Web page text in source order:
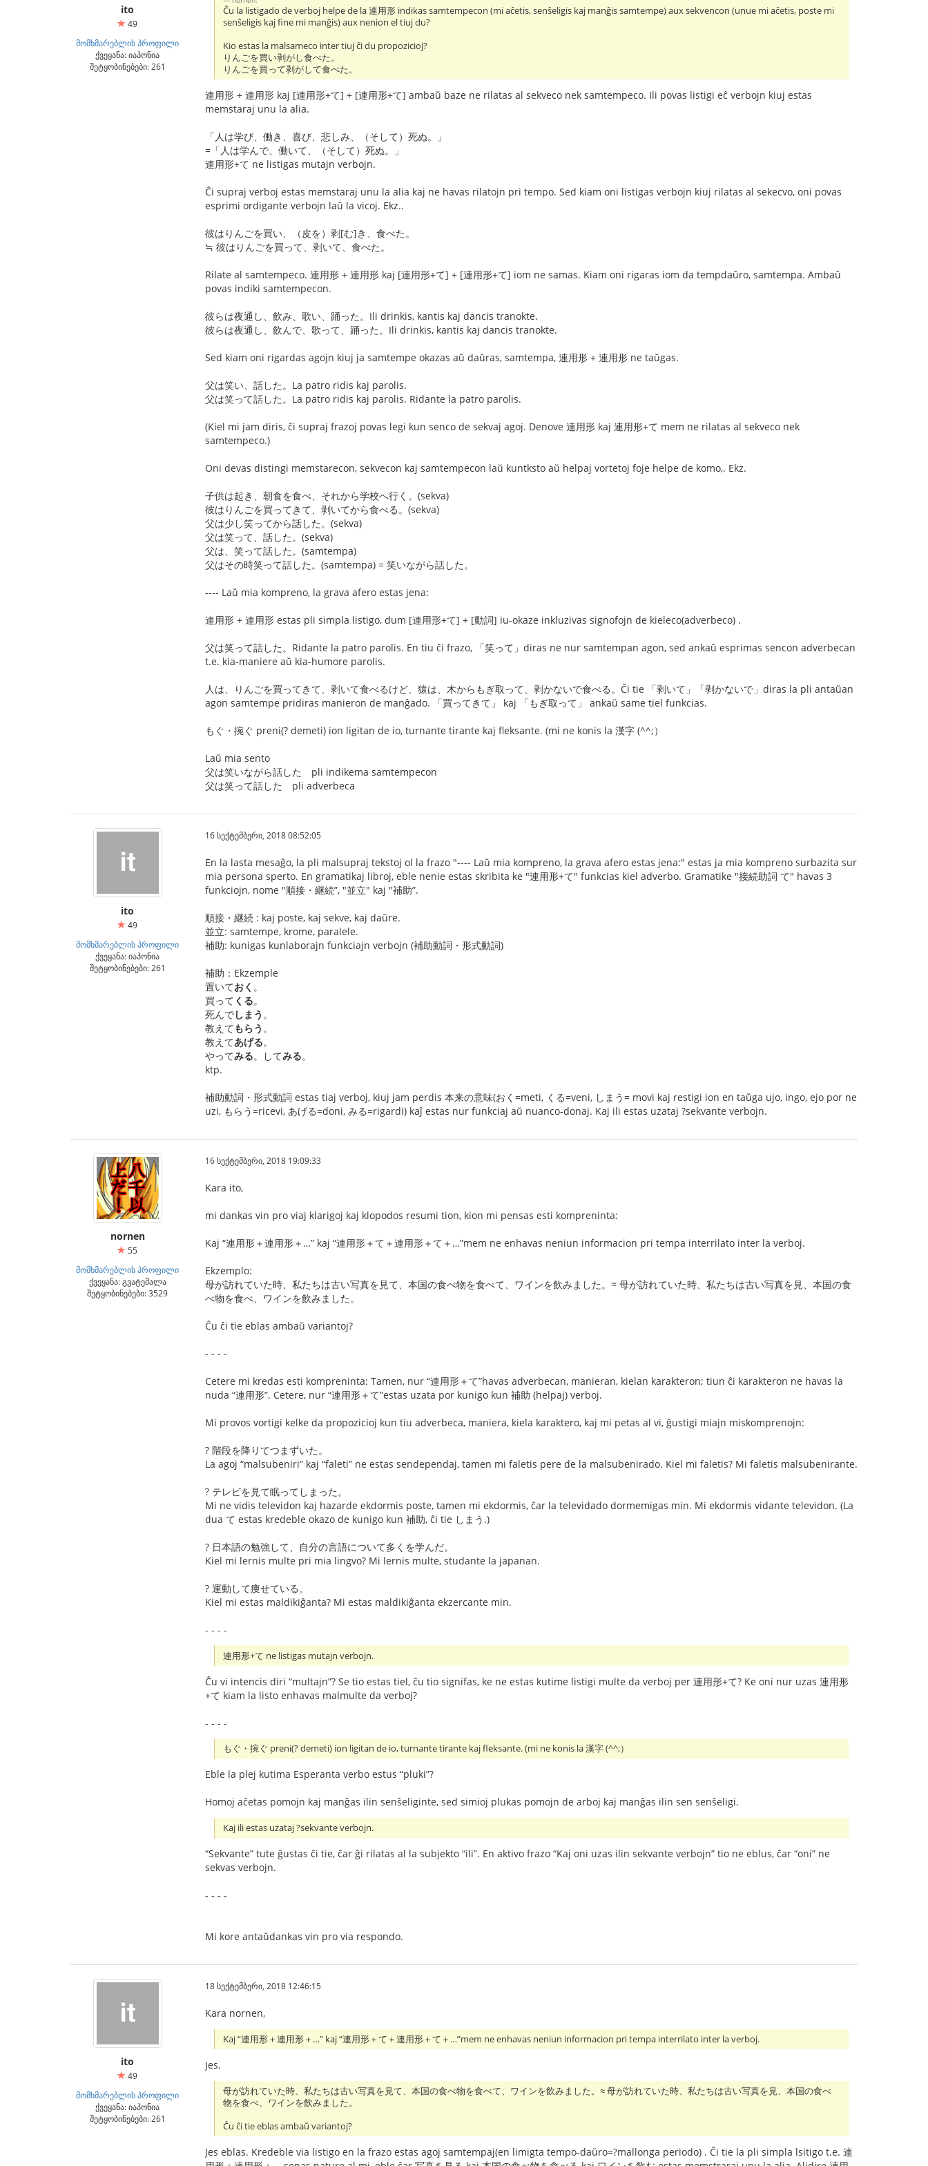
ito
49
მომხმარებლის პროფილი
ქვეყანა: იაპონია
შეტყობინებები: 261
Ĉu la listigado de verboj helpe de la 連用形 indikas samtempecon (mi aĉetis, senŝeligis kaj manĝis samtempe) aux sekvencon (unue mi aĉetis, poste mi
senŝeligis kaj fine mi manĝis) aux nenion el tiuj du?
Kio estas la malsameco inter tiuj ĉi du propozicioj?
りんごを買い剥がし食べた。
りんごを買って剥がして食べた。
連用形 + 連用形 kaj [連用形+て] + [連用形+て] ambaŭ baze ne rilatas al sekveco nek samtempeco. Ili povas listigi eĉ verbojn kiuj estas
memstaraj unu la alia.
「人は学び、働き、喜び、悲しみ、（そして）死ぬ。」
=「人は学んで、働いて、（そして）死ぬ。」
連用形+て ne listigas mutajn verbojn.
Ĉi supraj verboj estas memstaraj unu la alia kaj ne havas rilatojn pri tempo. Sed kiam oni listigas verbojn kiuj rilatas al sekecvo, oni povas
esprimi ordigante verbojn laŭ la vicoj. Ekz..
彼はりんごを買い、（皮を）剥[む]き、食べた。
≒ 彼はりんごを買って、剥いて、食べた。
Rilate al samtempeco. 連用形 + 連用形 kaj [連用形+て] + [連用形+て] iom ne samas. Kiam oni rigaras iom da tempdaŭro, samtempa. Ambaŭ
povas indiki samtempecon.
彼らは夜通し、飲み、歌い、踊った。Ili drinkis, kantis kaj dancis tranokte.
彼らは夜通し、飲んで、歌って、踊った。Ili drinkis, kantis kaj dancis tranokte.
Sed kiam oni rigardas agojn kiuj ja samtempe okazas aŭ daŭras, samtempa, 連用形 + 連用形 ne taŭgas.
父は笑い、話した。La patro ridis kaj parolis.
父は笑って話した。La patro ridis kaj parolis. Ridante la patro parolis.
(Kiel mi jam diris, ĉi supraj frazoj povas legi kun senco de sekvaj agoj. Denove 連用形 kaj 連用形+て mem ne rilatas al sekveco nek
samtempeco.)
Oni devas distingi memstarecon, sekvecon kaj samtempecon laŭ kuntksto aŭ helpaj vortetoj foje helpe de komo,. Ekz.
子供は起き、朝食を食べ、それから学校へ行く。(sekva)
彼はりんごを買ってきて、剥いてから食べる。(sekva)
父は少し笑ってから話した。(sekva)
父は笑って、話した。(sekva)
父は、笑って話した。(samtempa)
父はその時笑って話した。(samtempa) = 笑いながら話した。
---- Laŭ mia kompreno, la grava afero estas jena:
連用形 + 連用形 estas pli simpla listigo, dum [連用形+て] + [動詞] iu-okaze inkluzivas signofojn de kieleco(adverbeco) .
父は笑って話した。Ridante la patro parolis. En tiu ĉi frazo, 「笑って」diras ne nur samtempan agon, sed ankaŭ esprimas sencon adverbecan
t.e. kia-maniere aŭ kia-humore parolis.
人は、りんごを買ってきて、剥いて食べるけど、猿は、木からもぎ取って、剥かないで食べる。Ĉi tie 「剥いて」「剥かないで」diras la pli antaŭan
agon samtempe pridiras manieron de manĝado. 「買ってきて」 kaj 「もぎ取って」 ankaŭ same tiel funkcias.
もぐ・捥ぐ preni(? demeti) ion ligitan de io, turnante tirante kaj fleksante. (mi ne konis la 漢字 (^^;）
Laŭ mia sento
父は笑いながら話した pli indikema samtempecon
父は笑って話した pli adverbeca
ito
49
მომხმარებლის პროფილი
ქვეყანა: იაპონია
შეტყობინებები: 261
16 სექტემბერი, 2018 08:52:05
En la lasta mesaĝo, la pli malsupraj tekstoj ol la frazo "---- Laŭ mia kompreno, la grava afero estas jena:" estas ja mia kompreno surbazita sur
mia persona sperto. En gramatikaj libroj, eble nenie estas skribita ke "連用形+て" funkcias kiel adverbo. Gramatike "接続助詞 て" havas 3
funkciojn, nome "順接・継続”, "並立" kaj "補助”.
順接・継続 : kaj poste, kaj sekve, kaj daŭre.
並立: samtempe, krome, paralele.
補助: kunigas kunlaborajn funkciajn verbojn (補助動詞・形式動詞)
補助：Ekzemple
置いておく 。
買って くる。
死んでしまう 。
教えてもらう 。
教えてあげる。
やってみる。してみる。
ktp.
補助動詞・形式動詞 estas tiaj verboj, kiuj jam perdis 本来の意味(おく=meti, くる=veni, しまう= movi kaj restigi ion en taŭga ujo, ingo, ejo por ne
uzi, もらう=ricevi, あげる=doni, みる=rigardi) kaĵ estas nur funkciaj aŭ nuanco-donaj. Kaj ili estas uzataj ?sekvante verbojn.
nornen
55
მომხმარებლის პროფილი
ქვეყანა: გვატემალა
შეტყობინებები: 3529
16 სექტემბერი, 2018 19:09:33
Kara ito,
mi dankas vin pro viaj klarigoj kaj klopodos resumi tion, kion mi pensas esti kompreninta:
Kaj “連用形＋連用形＋…” kaj “連用形＋て＋連用形＋て＋…”mem ne enhavas neniun informacion pri tempa interrilato inter la verboj.
Ekzemplo:
母が訪れていた時、私たちは古い写真を見て、本国の食べ物を食べて、ワインを飲みました。≈ 母が訪れていた時、私たちは古い写真を見、本国の食
べ物を食べ、ワインを飲みました。
Ĉu ĉi tie eblas ambaŭ variantoj?
- - - -
Cetere mi kredas esti kompreninta: Tamen, nur “連用形＋て”havas adverbecan, manieran, kielan karakteron; tiun ĉi karakteron ne havas la
nuda “連用形”. Cetere, nur “連用形＋て”estas uzata por kunigo kun 補助 (helpaj) verboj.
Mi provos vortigi kelke da propozicioj kun tiu adverbeca, maniera, kiela karaktero, kaj mi petas al vi, ĝustigi miajn miskomprenojn:
? 階段を降りてつまずいた。
La agoj “malsubeniri” kaj “faleti” ne estas sendependaj, tamen mi faletis pere de la malsubenirado. Kiel mi faletis? Mi faletis malsubenirante.
? テレビを見て眠ってしまった。
Mi ne vidis televidon kaj hazarde ekdormis poste, tamen mi ekdormis, ĉar la televidado dormemigas min. Mi ekdormis vidante televidon. (La
dua て estas kredeble okazo de kunigo kun 補助, ĉi tie しまう.)
? 日本語の勉強して、自分の言語について多くを学んだ。
Kiel mi lernis multe pri mia lingvo? Mi lernis multe, studante la japanan.
? 運動して痩せている。
Kiel mi estas maldikiĝanta? Mi estas maldikiĝanta ekzercante min.
- - - -
連用形+て ne listigas mutajn verbojn.
Ĉu vi intencis diri “multajn”? Se tio estas tiel, ĉu tio signifas, ke ne estas kutime listigi multe da verboj per 連用形+て? Ke oni nur uzas 連用形
+て kiam la listo enhavas malmulte da verboj?
- - - -
もぐ・捥ぐ preni(? demeti) ion ligitan de io, turnante tirante kaj fleksante. (mi ne konis la 漢字 (^^;）
Eble la plej kutima Esperanta verbo estus “pluki”?
Homoj aĉetas pomojn kaj manĝas ilin senŝeliginte, sed simioj plukas pomojn de arboj kaj manĝas ilin sen senŝeligi.
Kaj ili estas uzataj ?sekvante verbojn.
“Sekvante” tute ĝustas ĉi tie, ĉar ĝi rilatas al la subjekto “ili”. En aktivo frazo “Kaj oni uzas ilin sekvante verbojn” tio ne eblus, ĉar “oni” ne
sekvas verbojn.
- - - -
Mi kore antaŭdankas vin pro via respondo.
ito
49
მომხმარებლის პროფილი
ქვეყანა: იაპონია
შეტყობინებები: 261
18 სექტემბერი, 2018 12:46:15
Kara nornen,
Kaj “連用形＋連用形＋…” kaj “連用形＋て＋連用形＋て＋…”mem ne enhavas neniun informacion pri tempa interrilato inter la verboj.
Jes.
母が訪れていた時、私たちは古い写真を見て、本国の食べ物を食べて、ワインを飲みました。≈ 母が訪れていた時、私たちは古い写真を見、本国の食べ
物を食べ、ワインを飲みました。
Ĉu ĉi tie eblas ambaŭ variantoj?
Jes eblas. Kredeble via listigo en la frazo estas agoj samtempaj(en limigta tempo-daŭro=?mallonga periodo) . Ĉi tie la pli simpla lsitigo t.e. 連